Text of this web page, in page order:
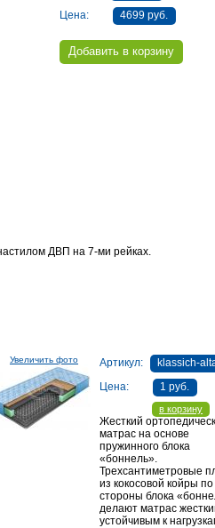
Цена: 4699 руб.
ДВП на 7-ми рейках.
Увеличить фото Артикул:
klassich-
Цена:
1 руб.
в корзину
Жесткий
матрас на основе
пружинного блока
«боннель».
Трехсантиметровые
из кокосовой койры
стороны блока
делают матрас
устойчивым к